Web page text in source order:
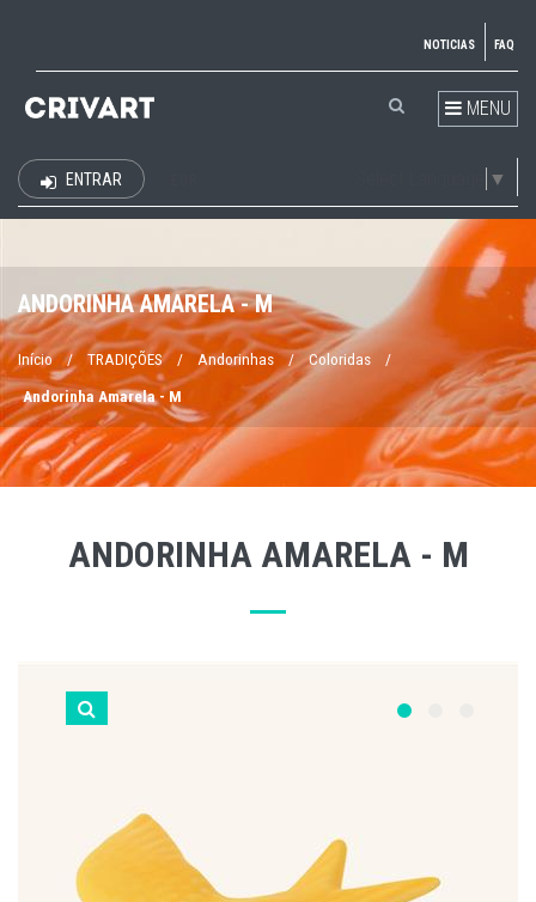
NOTICIAS FAQ
MENU
▼
ENTRAR
ANDORINHA AMARELA - M
Início / TRADIÇÕES / Andorinhas / Coloridas /
Andorinha Amarela - M
ANDORINHA AMARELA - M